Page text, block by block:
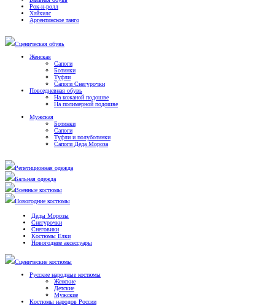
Рок-н-ролл
Хайхилс
Аргентинское танго
Сценическая обувь
Женская
Сапоги
Ботинки
Туфли
Сапоги Снегурочки
Повседневная обувь
На кожаной подошве
На полимерной подошве
Мужская
Ботинки
Сапоги
Туфли и полуботинки
Сапоги Деда Мороза
Репетиционная одежда
Бальная одежда
Военные костюмы
Новогодние костюмы
Деды Морозы
Снегурочки
Снеговики
Костюмы Елки
Новогодние аксессуары
Сценические костюмы
Русские народные костюмы
Женские
Детские
Мужские
Костюмы народов России